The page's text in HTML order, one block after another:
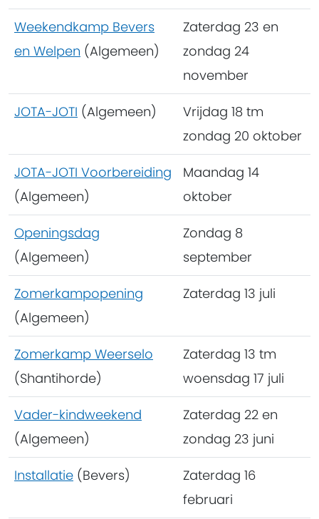
Weekendkamp Bevers
en Welpen (Algemeen)
Zaterdag 23 en
zondag 24
november
JOTA-JOTI (Algemeen)
Vrijdag 18 tm
zondag 20 oktober
JOTA-JOTI Voorbereiding
(Algemeen)
Maandag 14
oktober
Openingsdag
(Algemeen)
Zondag 8
september
Zomerkampopening
(Algemeen)
Zaterdag 13 juli
Zomerkamp Weerselo
(Shantihorde)
Zaterdag 13 tm
woensdag 17 juli
Vader-kindweekend
(Algemeen)
Zaterdag 22 en
zondag 23 juni
Installatie (Bevers)
Zaterdag 16
februari